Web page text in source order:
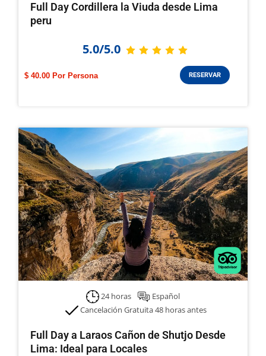
Full Day Cordillera la Viuda desde Lima
peru
5.0/5.0
$ 40.00 RESERVAR
24 horas
Español
Cancelación Gratuita 48 horas antes
Full Day a Laraos Cañon de Shutjo Desde
Lima: Ideal para Locales